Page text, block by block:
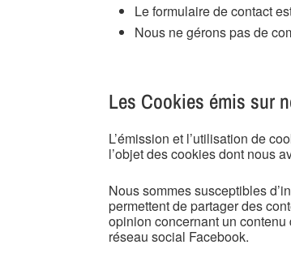
Le formulaire de contact
Nous ne gérons pas de
Les Cookies émis sur
L’émission et l’utilisation de
l’objet des cookies dont nous
Nous sommes susceptibles
permettent de partager des
opinion concernant un contenu
réseau social Facebook.